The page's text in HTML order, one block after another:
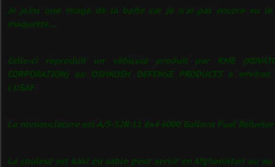
Je joins une image de la boîte car je n'ai pas encore eu
maquette...
Celle-ci reproduit un véhicule produit par KME
CORPORATION) ou OSHKOSH DEFENSE PRODUCTS à
l'USAF.
La nomenclature est A/S-32R-11 6x4 6000 Gallons Fuel
La couleur est kaki ou sable pour servir en Afghanistan ou au